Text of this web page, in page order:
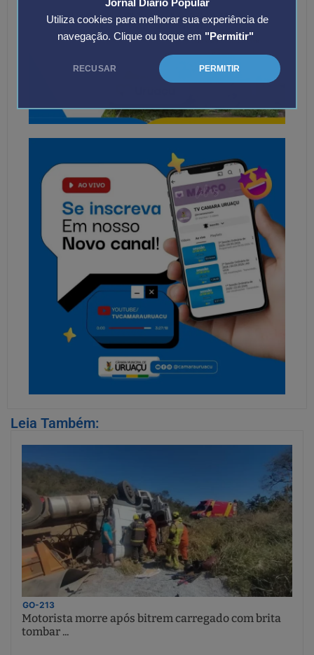
Jornal Diário Popular
Utiliza cookies para melhorar sua experiência de
navegação. Clique ou toque em "Permitir"
RECUSAR PERMITIR
Leia Também:
GO-213
Motorista morre após bitrem carregado com brita
tombar ...